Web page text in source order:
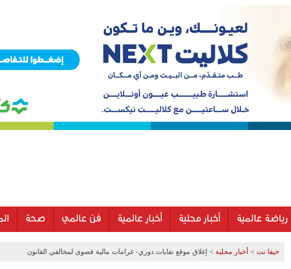
رياضة عالمية أخبار محلية أخبار عالمية فن عالمي صحة
حيفا نت > أخبار محلية > إغلاق موقع نفايات دوري- غرامات مالية قصوى لمخالفي القانون